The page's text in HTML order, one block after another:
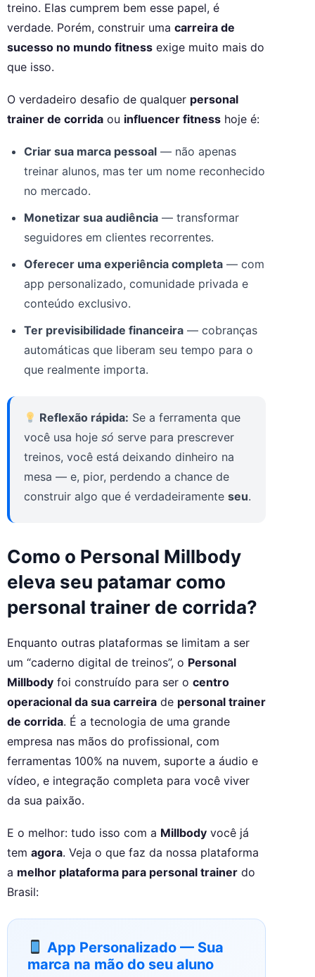
treino. Elas cumprem bem esse papel, é
verdade. Porém, construir uma carreira de
sucesso no mundo fitness exige muito mais do
que isso.
O verdadeiro desafio de qualquer personal
trainer de corrida ou influencer fitness hoje é:
Criar sua marca pessoal — não apenas
treinar alunos, mas ter um nome reconhecido
no mercado.
Monetizar sua audiência — transformar
seguidores em clientes recorrentes.
Oferecer uma experiência completa — com
app personalizado, comunidade privada e
conteúdo exclusivo.
Ter previsibilidade financeira — cobranças
automáticas que liberam seu tempo para o
que realmente importa.
Reflexão rápida: Se a ferramenta que
você usa hoje só serve para prescrever
treinos, você está deixando dinheiro na
mesa — e, pior, perdendo a chance de
construir algo que é verdadeiramente seu.
Como o Personal Millbody
eleva seu patamar como
personal trainer de corrida?
Enquanto outras plataformas se limitam a ser
um “caderno digital de treinos”, o Personal
Millbody foi construído para ser o centro
operacional da sua carreira de personal trainer
de corrida. É a tecnologia de uma grande
empresa nas mãos do profissional, com
ferramentas 100% na nuvem, suporte a áudio e
vídeo, e integração completa para você viver
da sua paixão.
E o melhor: tudo isso com a Millbody você já
tem agora. Veja o que faz da nossa plataforma
a melhor plataforma para personal trainer do
Brasil:
App Personalizado — Sua
marca na mão do seu aluno